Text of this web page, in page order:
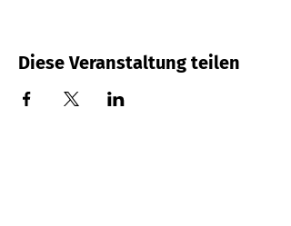
Diese Veranstaltung teilen